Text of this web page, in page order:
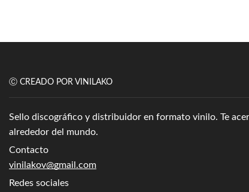
Ⓒ CREADO POR VINILAKO
Sello discográfico y distribuidor en formato vinilo. Te
alrededor del mundo.
Contacto
vinilakov@gmail.com
Redes sociales